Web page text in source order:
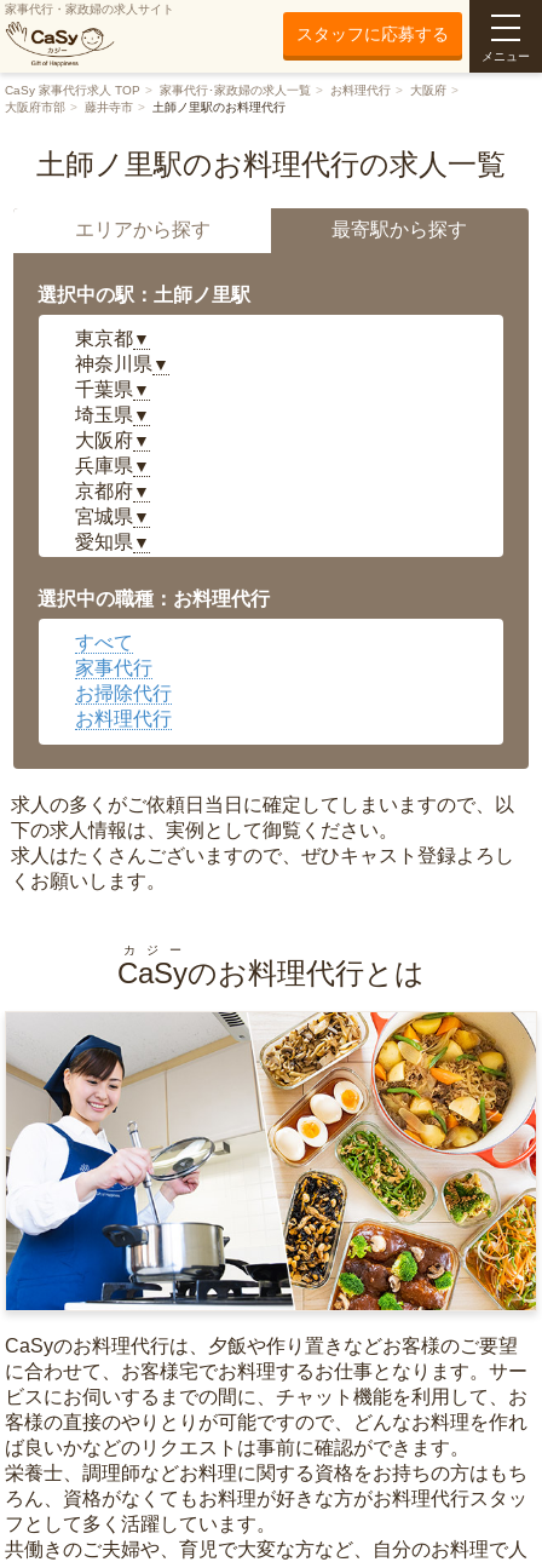
家事代行・家政婦の求人サイト
スタッフに応募する
メニュー
CaSy 家事代行求人 TOP 家事代行･家政婦の求人一覧 お料理代行
大阪府
大阪府市部
藤井寺市 土師ノ里駅のお料理代行
土師ノ里駅のお料理代行の求人一覧
エリアから探す 最寄駅から探す
選択中の駅：土師ノ里駅
東京都▼
神奈川県 ▼
千葉県 ▼
埼玉県 ▼
大阪府▼
兵庫県 ▼
京都府▼
宮城県 ▼
愛知県 ▼
岡山県▼
広島県▼
沖縄県
選択中の職種：お料理代行
すべて
家事代行
お掃除代行
お料理代行
求人の多くがご依頼日当日に確定してしまいますので、以
下の求人情報は、実例として御覧ください。
求人はたくさんございますので、ぜひキャスト登録よろし
くお願いします。
CaSy
カジー
のお料理代行とは
CaSyのお料理代行は、夕飯や作り置きなどお客様のご要望
に合わせて、お客様宅でお料理するお仕事となります。サー
ビスにお伺いするまでの間に、チャット機能を利用して、お
客様の直接のやりとりが可能ですので、どんなお料理を作れ
ば良いかなどのリクエストは事前に確認ができます。
栄養士、調理師などお料理に関する資格をお持ちの方はもち
ろん、資格がなくてもお料理が好きな方がお料理代行スタッ
フとして多く活躍しています。
共働きのご夫婦や、育児で大変な方など、自分のお料理で人